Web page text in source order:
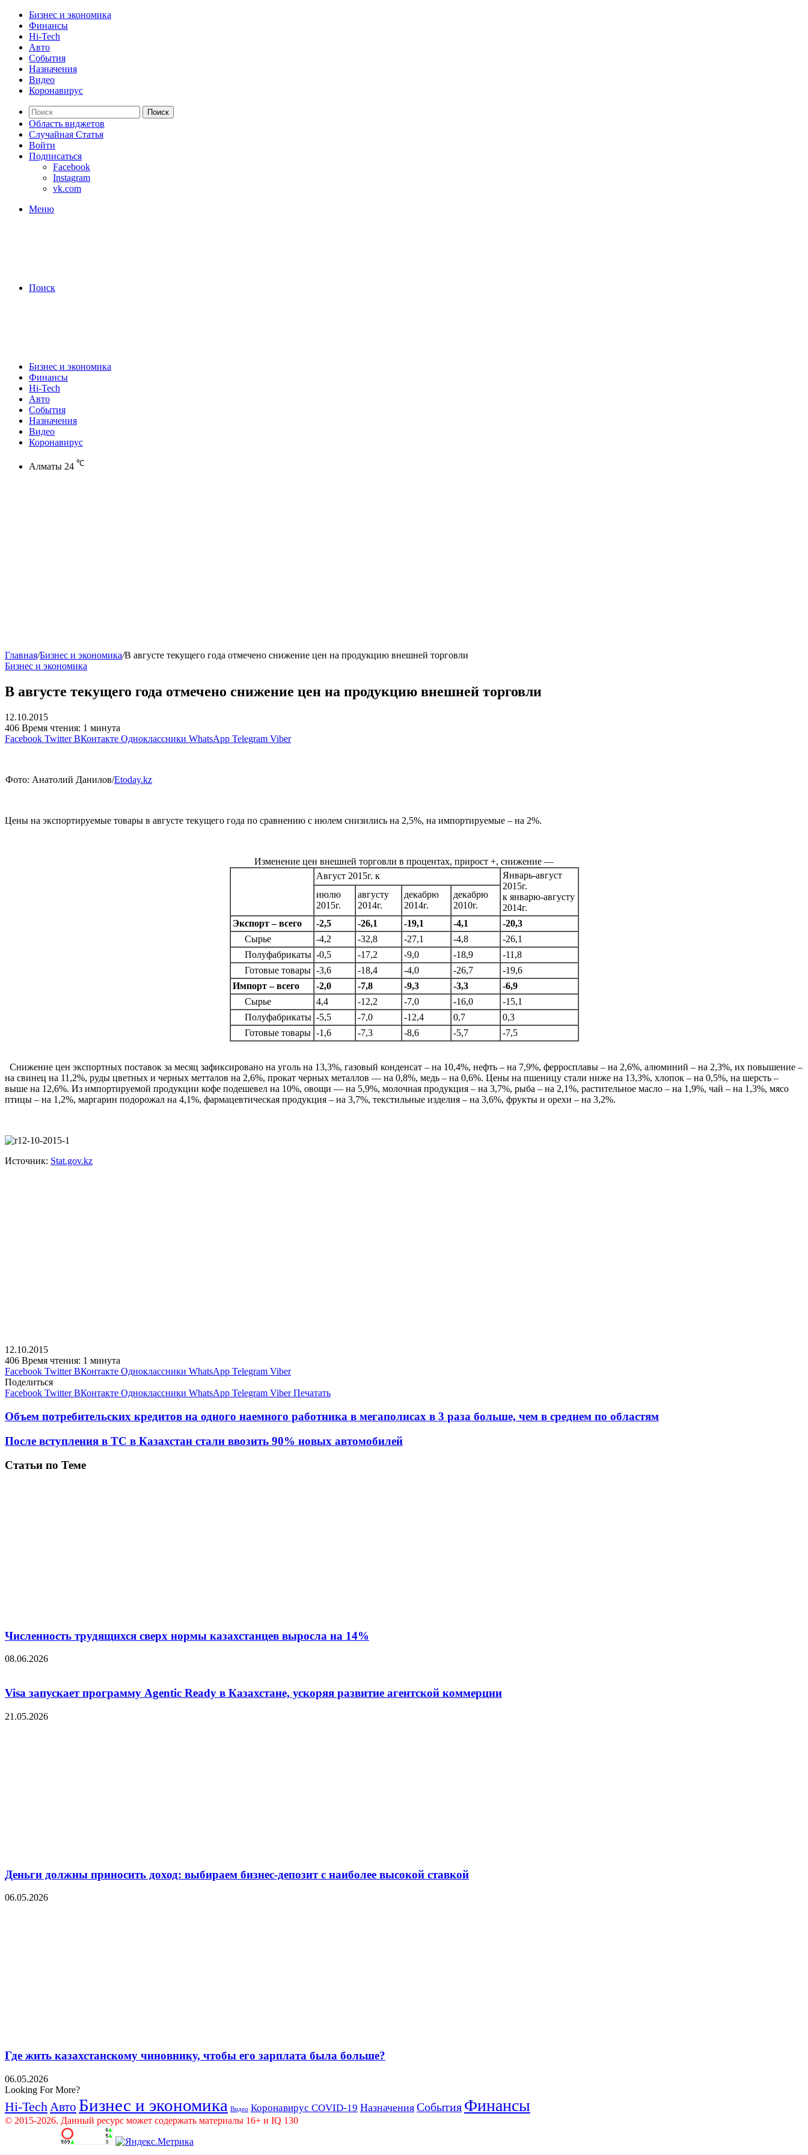
Бизнес и экономика
Финансы
Hi-Tech
Авто
События
Назначения
Видео
Коронавирус
Поиск
Область виджетов
Случайная Статья
Войти
Подписаться
Facebook
Instagram
vk.com
Меню
Поиск
Бизнес и экономика
Финансы
Hi-Tech
Авто
События
Назначения
Видео
Коронавирус
Алматы 24 ℃
Главная/Бизнес и экономика/В августе текущего года отмечено снижение цен на продукцию внешней торговли
Бизнес и экономика
В августе текущего года отмечено снижение цен на продукцию внешней торговли
12.10.2015
406 Время чтения: 1 минута
Facebook Twitter ВКонтакте Одноклассники WhatsApp Telegram Viber
Фото: Анатолий Данилов/Etoday.kz
Цены на экспортируемые товары в августе текущего года по сравнению с июлем снизились на 2,5%, на импортируемые – на 2%.
Изменение цен внешней торговли в процентах, прирост +, снижение —
Август 2015г. к
Январь-август
2015г.
к январю-августу
2014г.
июлю
2015г.
августу
2014г.
декабрю
2014г.
декабрю
2010г.
Экспорт – всего
-2,5 -26,1 -19,1 -4,1
-20,3
Сырье
-4,2 -32,8 -27,1 -4,8
-26,1
Полуфабрикаты -0,5 -17,2 -9,0 -18,9
-11,8
Готовые товары -3,6 -18,4 -4,0 -26,7
-19,6
Импорт – всего
-2,0 -7,8 -9,3 -3,3
-6,9
Сырье
4,4 -12,2 -7,0 -16,0
-15,1
Полуфабрикаты -5,5 -7,0 -12,4 0,7
0,3
Готовые товары -1,6 -7,3 -8,6 -5,7 -7,5
Снижение цен экспортных поставок за месяц зафиксировано на уголь на 13,3%, газовый конденсат – на 10,4%, нефть – на 7,9%, ферросплавы – на 2,6%, алюминий – на 2,3%, их повышение –
на свинец на 11,2%, руды цветных и черных метталов на 2,6%, прокат черных металлов — на 0,8%, медь – на 0,6%. Цены на пшеницу стали ниже на 13,3%, хлопок – на 0,5%, на шерсть –
выше на 12,6%. Из импортируемой продукции кофе подешевел на 10%, овощи — на 5,9%, молочная продукция – на 3,7%, рыба – на 2,1%, растительное масло – на 1,9%, чай – на 1,3%, мясо
птицы – на 1,2%, маргарин подорожал на 4,1%, фармацевтическая продукция – на 3,7%, текстильные изделия – на 3,6%, фрукты и орехи – на 3,2%.
Источник: Stat.gov.kz
12.10.2015
406 Время чтения: 1 минута
Facebook Twitter ВКонтакте Одноклассники WhatsApp Telegram Viber
Поделиться
Facebook Twitter ВКонтакте Одноклассники WhatsApp Telegram Viber Печатать
Объем потребительских кредитов на одного наемного работника в мегаполисах в 3 раза больше, чем в среднем по областям
После вступления в ТС в Казахстан стали ввозить 90% новых автомобилей
Статьи по Теме
Численность трудящихся сверх нормы казахстанцев выросла на 14%
08.06.2026
Visa запускает программу Agentic Ready в Казахстане, ускоряя развитие агентской коммерции
21.05.2026
Деньги должны приносить доход: выбираем бизнес-депозит с наиболее высокой ставкой
06.05.2026
Где жить казахстанскому чиновнику, чтобы его зарплата была больше?
06.05.2026
Looking For More?
Hi-Tech Авто Бизнес и экономика Видео Коронавирус COVID-19 Назначения События Финансы
© 2015-2026. Данный ресурс может содержать материалы 16+ и IQ 130